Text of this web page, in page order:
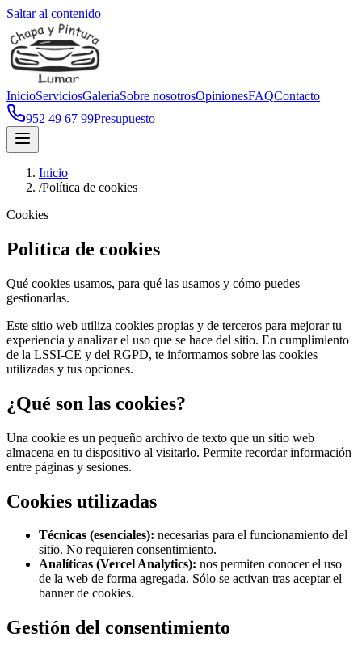
Saltar al contenido
InicioServiciosGaleríaSobre nosotrosOpinionesFAQContacto
952 49 67 99Presupuesto
Inicio
/Política de cookies
Cookies
Política de cookies
Qué cookies usamos, para qué las usamos y cómo puedes
gestionarlas.
Este sitio web utiliza cookies propias y de terceros para mejorar tu
experiencia y analizar el uso que se hace del sitio. En cumplimiento
de la LSSI-CE y del RGPD, te informamos sobre las cookies
utilizadas y tus opciones.
¿Qué son las cookies?
Una cookie es un pequeño archivo de texto que un sitio web
almacena en tu dispositivo al visitarlo. Permite recordar información
entre páginas y sesiones.
Cookies utilizadas
Técnicas (esenciales): necesarias para el funcionamiento del
sitio. No requieren consentimiento.
Analíticas (Vercel Analytics): nos permiten conocer el uso
de la web de forma agregada. Sólo se activan tras aceptar el
banner de cookies.
Gestión del consentimiento